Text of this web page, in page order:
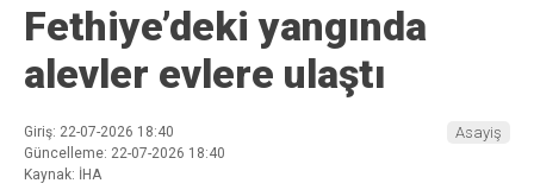
Fethiye’deki yangında
alevler evlere ulaştı
Giriş: 22-07-2026 18:40
Güncelleme: 22-07-2026 18:40
Kaynak: İHA
Asayiş